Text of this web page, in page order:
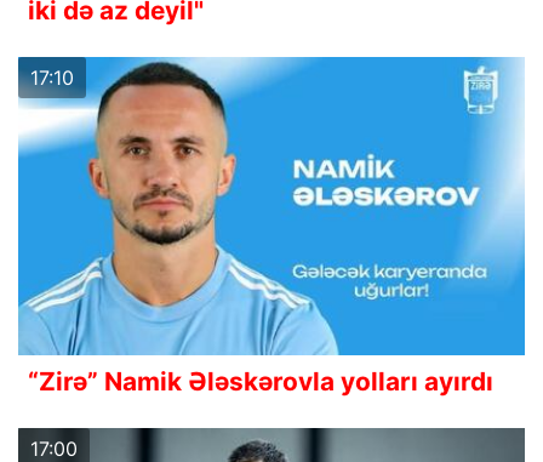
iki də az deyil"
17:10
“Zirə” Namik Ələskərovla yolları ayırdı
17:00